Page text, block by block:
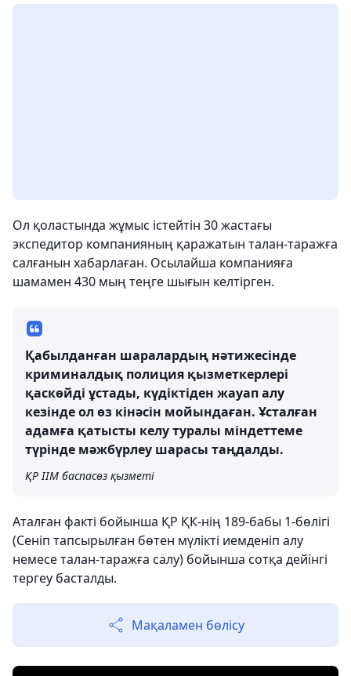
Ол қоластында жұмыс істейтін 30 жастағы
экспедитор компанияның қаражатын талан-таражға
салғанын хабарлаған. Осылайша компанияға
шамамен 430 мың теңге шығын келтірген.
Қабылданған шаралардың нәтижесінде
криминалдық полиция қызметкерлері
қаскөйді ұстады, күдіктіден жауап алу
кезінде ол өз кінәсін мойындаған. Ұсталған
адамға қатысты келу туралы міндеттеме
түрінде мәжбүрлеу шарасы таңдалды.
ҚР ІІМ баспасөз қызметі
Аталған факті бойынша ҚР ҚК-нің 189-бабы 1-бөлігі
(Сенiп тапсырылған бөтен мүлiктi иемденiп алу
немесе талан-таражға салу) бойынша сотқа дейінгі
тергеу басталды.
Мақаламен бөлісу